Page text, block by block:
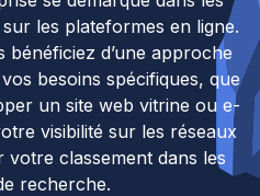
les plateformes en ligne.
d’une approche
besoins spécifiques, que
un site web vitrine ou e-
visibilité sur les réseaux
classement dans les
recherche.